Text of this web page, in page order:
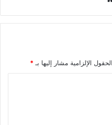
الحقول الإلزامية مشار إليها بـ *